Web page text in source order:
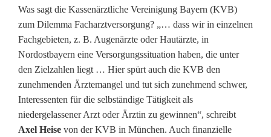
s
c
h
i
e
r
Was sagt die Kassenärztliche Vereinigung Bayern (KVB)
zum Dilemma Facharztversorgung? „… dass wir in einzelnen
Fachgebieten, z. B. Augenärzte oder Hautärzte, in
Nordostbayern eine Versorgungssituation haben, die unter
den Zielzahlen liegt … Hier spürt auch die KVB den
zunehmenden Ärztemangel und tut sich zunehmend schwer,
Interessenten für die selbständige Tätigkeit als
niedergelassener Arzt oder Ärztin zu gewinnen“, schreibt
Axel Heise von der KVB in München. Auch finanzielle